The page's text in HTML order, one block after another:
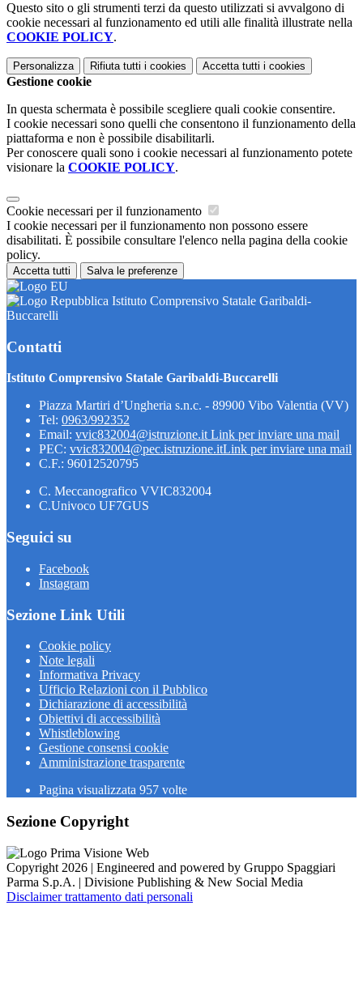
Questo sito o gli strumenti terzi da questo utilizzati si avvalgono di
cookie necessari al funzionamento ed utili alle finalità illustrate nella
COOKIE POLICY.
Personalizza Rifiuta tutti i cookies Accetta tutti i cookies
Gestione cookie
In questa schermata è possibile scegliere quali cookie consentire.
I cookie necessari sono quelli che consentono il funzionamento della
piattaforma e non è possibile disabilitarli.
Per conoscere quali sono i cookie necessari al funzionamento potete
visionare la COOKIE POLICY.
Cookie necessari per il funzionamento
I cookie necessari per il funzionamento non possono essere
disabilitati. È possibile consultare l'elenco nella pagina della cookie
policy.
Accetta tutti Salva le preferenze
Istituto Comprensivo Statale Garibaldi-
Buccarelli
Contatti
Istituto Comprensivo Statale Garibaldi-Buccarelli
Piazza Martiri d’Ungheria s.n.c. - 89900 Vibo Valentia (VV)
Tel: 0963/992352
Email: vvic832004@istruzione.itLink per inviare una mail
PEC: vvic832004@pec.istruzione.itLink per inviare una mail
C.F.: 96012520795
C. Meccanografico VVIC832004
C.Univoco UF7GUS
Seguici su
Facebook
Instagram
Sezione Link Utili
Cookie policy
Note legali
Informativa Privacy
Ufficio Relazioni con il Pubblico
Dichiarazione di accessibilità
Obiettivi di accessibilità
Whistleblowing
Gestione consensi cookie
Amministrazione trasparente
Pagina visualizzata 957 volte
Sezione Copyright
Copyright 2026 | Engineered and powered by Gruppo Spaggiari
Parma S.p.A. | Divisione Publishing & New Social Media
Disclaimer trattamento dati personali